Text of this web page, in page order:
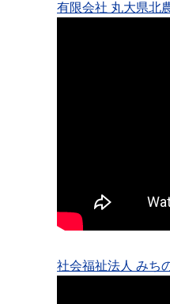
有限会社 丸大県北
社会福祉法人 みち